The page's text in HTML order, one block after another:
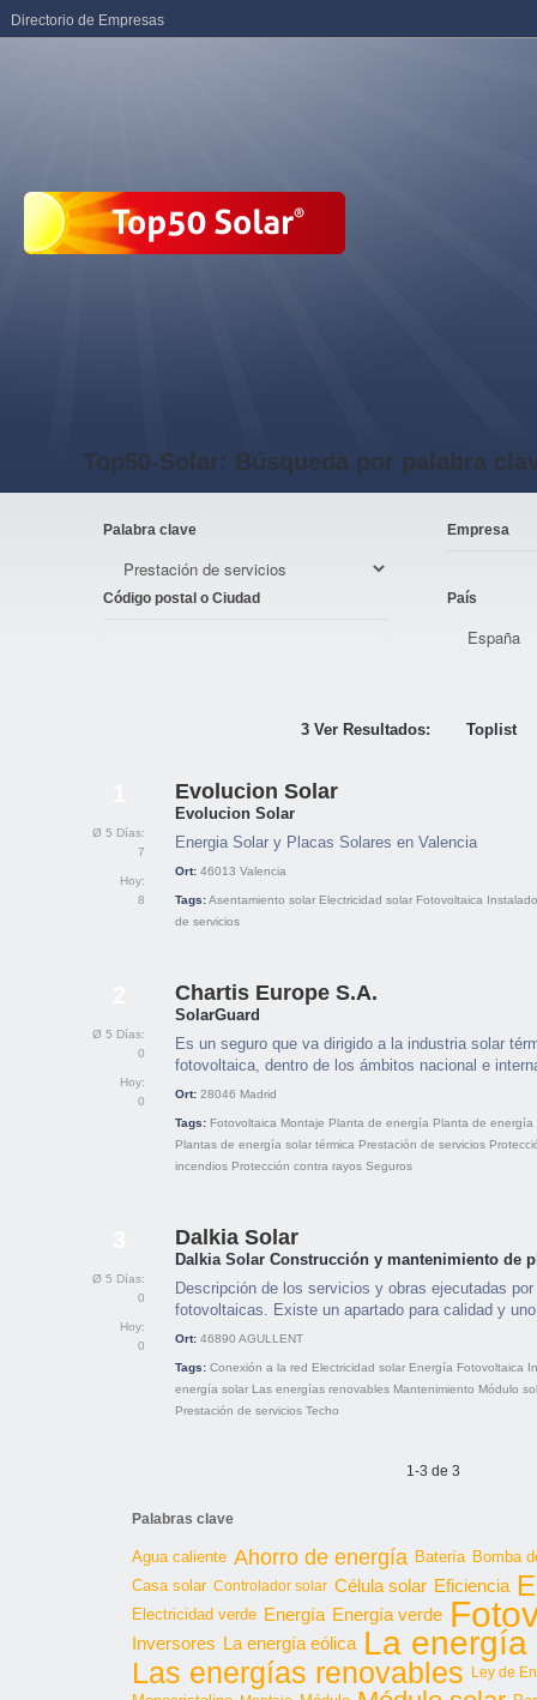
Top50-Solar: Búsqueda por palabra
Palabra clave Empresa
Código postal o Ciudad País
3 Ver Resultados: Toplist
Ø 5 Días:
7
Hoy:
8
Evolucion Solar
Evolucion Solar
Energia Solar y Placas Solares en Valencia
Ort: 46013 Valencia
Tags:Asentamiento solar Electricidad solar Fotovoltaica
de servicios
Ø 5 Días:
0
Hoy:
0
Chartis Europe S.A.
SolarGuard
Es un seguro que va dirigido a la industria solar
fotovoltaica, dentro de los ámbitos nacional e
Ort: 28046 Madrid
Tags: Fotovoltaica Montaje Planta de energía Planta de energía
Plantas de energía solar térmica Prestación de servicios
incendios Protección contra rayos Seguros
Ø 5 Días:
0
Hoy:
0
Dalkia Solar
Dalkia Solar Construcción y mantenimiento de
Descripción de los servicios y obras ejecutadas
fotovoltaicas. Existe un apartado para calidad y
Ort: 46890 AGULLENT
Tags: Conexión a la red Electricidad solar Energía Fotovoltaica
energía solar Las energías renovables Mantenimiento Módulo
Prestación de servicios Techo
1-3 de 3
Palabras clave
Agua caliente Ahorro de energía Batería Bomba
Casa solar Controlador solar Célula solar Eficiencia
Electricidad verde Energía Energía verde
Inversores La energía eólica La energía
Las energías renovables Ley de
Directorio de Empresas